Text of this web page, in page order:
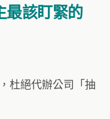
最該盯緊的
杜絕代辦公司「抽